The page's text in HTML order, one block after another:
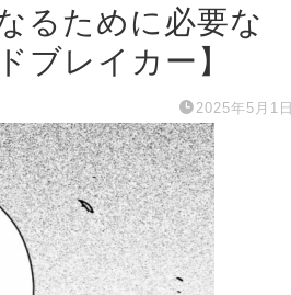
るために必要な
ブレイカー】
2025年5月1日